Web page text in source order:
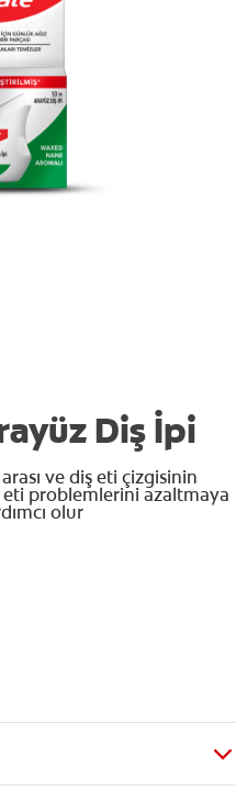
Diş İpi
ve diş eti çizgisinin
eti problemlerini azaltmaya
olur